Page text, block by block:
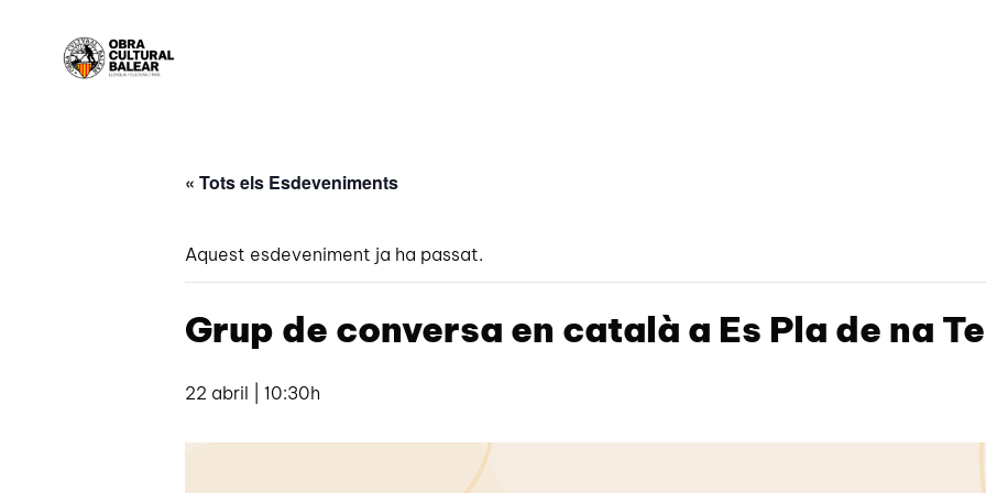
« Tots els Esdeveniments
Aquest esdeveniment ja ha passat.
Grup de conversa en català a Es Pla de na
22 abril | 10:30h